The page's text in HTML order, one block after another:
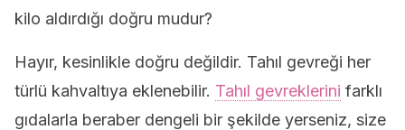
kilo aldırdığı doğru mudur?
Hayır, kesinlikle doğru değildir. Tahıl gevreği her
türlü kahvaltıya eklenebilir. Tahıl gevreklerini farklı
gıdalarla beraber dengeli bir şekilde yerseniz, size